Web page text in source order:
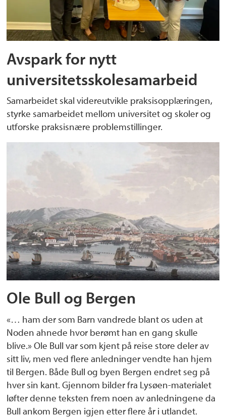
Avspark for nytt
universitetsskolesamarbeid
Samarbeidet skal videreutvikle praksisopplæringen,
styrke samarbeidet mellom universitet og skoler og
utforske praksisnære problemstillinger.
Ole Bull og Bergen
«… ham der som Barn vandrede blant os uden at
Noden ahnede hvor berømt han en gang skulle
blive.» Ole Bull var som kjent på reise store deler av
sitt liv, men ved flere anledninger vendte han hjem
til Bergen. Både Bull og byen Bergen endret seg på
hver sin kant. Gjennom bilder fra Lysøen-materialet
løfter denne teksten frem noen av anledningene da
Bull ankom Bergen igjen etter flere år i utlandet.